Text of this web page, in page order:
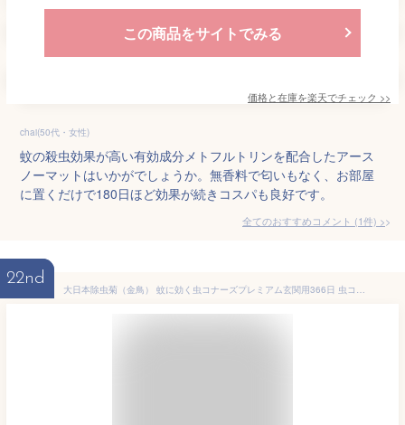
この商品をサイトでみる
価格と在庫を楽天でチェック >>
chai(50代・女性)
蚊の殺虫効果が高い有効成分メトフルトリンを配合したアース
ノーマットはいかがでしょうか。無香料で匂いもなく、お部屋
に置くだけで180日ほど効果が続きコスパも良好です。
全てのおすすめコメント (1件) >
22nd
大日本除虫菊（金鳥） 蚊に効く虫コナーズプレミアム玄関用366日 虫コナーズ 置き型タイプ 虫コナーズプレミアム キンチョー蚊に効く 害虫対策 防虫 蚊除け 無臭 害虫駆除 吊るす 蚊取り 掃除 屋内 防虫剤 玄関 洗剤 虫よけ キンチョウ 金鳥 清掃 虫除け